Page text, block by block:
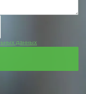
данных